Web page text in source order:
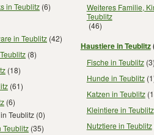
in Teublitz (6)
in Teublitz (42)
(8)
(18)
(61)
(6)
Teublitz (0)
Teublitz (35)
Weiteres Familie,
Teublitz
(46)
Haustiere in Teublitz
Fische in Teublitz(3)
Hunde in Teublitz
Katzen in Teublitz
Kleintiere in Teublitz
Nutztiere in Teublitz